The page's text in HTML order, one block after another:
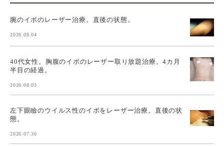
腕のイボのレーザー治療。直後の状態。
2026.08.04
40代女性。胸腹のイボのレーザー取り放題治療。4カ月
半目の経過。
2026.08.03
左下眼瞼のウイルス性のイボをレーザー治療。直後の状
態。
2026.07.30